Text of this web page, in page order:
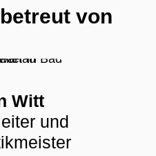
von
Witt
und